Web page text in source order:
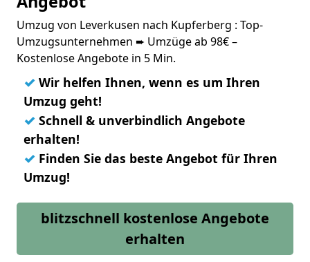
Umzug von Leverkusen nach Kupferberg : Top-
Umzugsunternehmen ➨ Umzüge ab 98€ –
Kostenlose Angebote in 5 Min.
✓ Wir helfen Ihnen, wenn es um Ihren
Umzug geht!
✓ Schnell & unverbindlich Angebote
erhalten!
✓ Finden Sie das beste Angebot für Ihren
Umzug!
blitzschnell kostenlose Angebote
erhalten